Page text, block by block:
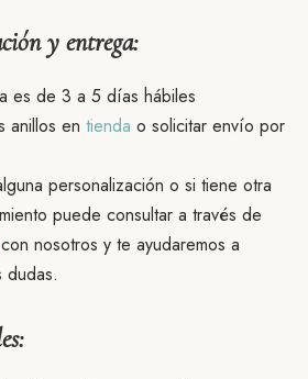
y entrega:
es de 3 a 5 días hábiles
anillos en tienda o solicitar envío por
personalización o si tiene otra
puede consultar a través de
con nosotros y te ayudaremos a
dudas.